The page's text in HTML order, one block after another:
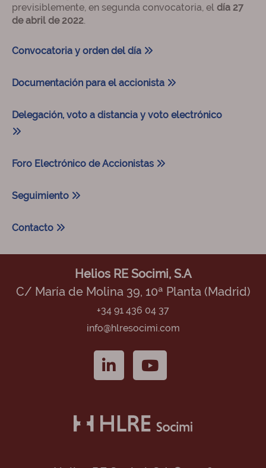
previsiblemente, en segunda convocatoria, el día 27
de abril de 2022.
Convocatoria y orden del día
Documentación para el accionista
Delegación, voto a distancia y voto electrónico
Foro Electrónico de Accionistas
Seguimiento
Contacto
Helios RE Socimi, S.A
C/ María de Molina 39, 10ª Planta (Madrid)
+34 91 436 04 37
info@hlresocimi.com